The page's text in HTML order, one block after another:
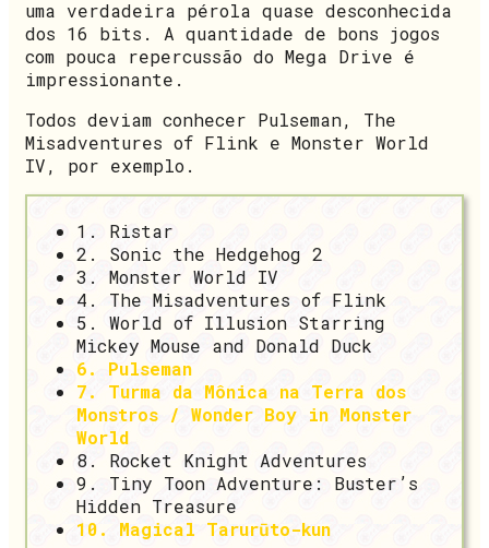
uma verdadeira pérola quase desconhecida
dos 16 bits. A quantidade de bons jogos
com pouca repercussão do Mega Drive é
impressionante.
Todos deviam conhecer Pulseman, The
Misadventures of Flink e Monster World
IV, por exemplo.
1. Ristar
2. Sonic the Hedgehog 2
3. Monster World IV
4. The Misadventures of Flink
5. World of Illusion Starring
Mickey Mouse and Donald Duck
6. Pulseman
7. Turma da Mônica na Terra dos
Monstros / Wonder Boy in Monster
World
8. Rocket Knight Adventures
9. Tiny Toon Adventure: Buster’s
Hidden Treasure
10. Magical Tarurūto-kun